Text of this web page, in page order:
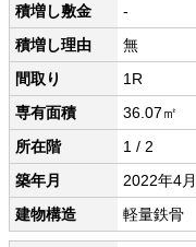
積増し敷金
-
積増し理由
無
間取り
1R
専有面積
36.07㎡
所在階
1 / 2
築年月
2022年4月
建物構造
軽量鉄骨